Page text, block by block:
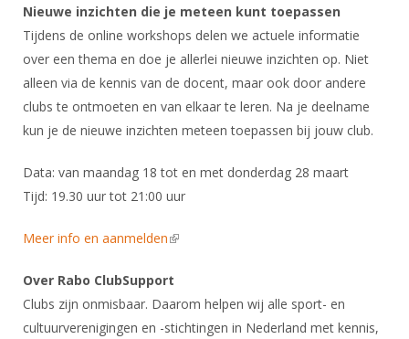
Gebruiksvoorwaarden
Handleiding
Historie
Organisatie
Bestuur
Commissies
Ereleden
Leden van Verdiensten
Vacatures
Medewerkers
Samenwerking
Ranglijsten
Inschrijven
Reglementen
Wedstrijdkalender
NK's
JPT
FBT
SBT
Internationale Titeltoernooien
Brassardsysteem
Voor coaches en leraren
Nieuws
Nationale opleidingen
Internationale opleidingen
Opleidingen
Leraar
Voor scheidsrechters
Nieuws
NK organiseren
Nieuwe inzichten die je meteen kunt toepassen
Tijdens de online workshops delen we actuele informatie
over een thema en doe je allerlei nieuwe inzichten op. Niet
alleen via de kennis van de docent, maar ook door andere
clubs te ontmoeten en van elkaar te leren. Na je deelname
kun je de nieuwe inzichten meteen toepassen bij jouw club.
Data: van maandag 18 tot en met donderdag 28 maart
Tijd: 19.30 uur tot 21:00 uur
Meer info en aanmelden(link is external)
Over Rabo ClubSupport
Clubs zijn onmisbaar. Daarom helpen wij alle sport- en
cultuurverenigingen en -stichtingen in Nederland met kennis,